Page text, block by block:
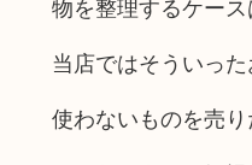
当店ではそういっ
使わないものを売